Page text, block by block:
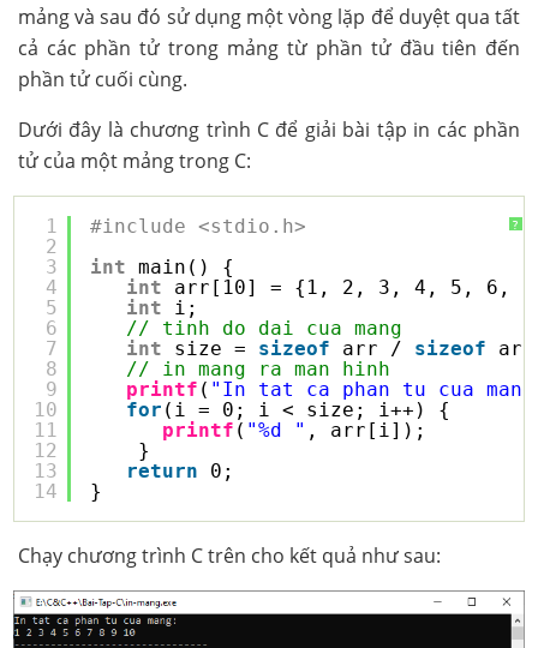
mảng và sau đó sử dụng một vòng lặp để duyệt qua tất
cả các phần tử trong mảng từ phần tử đầu tiên đến
phần tử cuối cùng.
Dưới đây là chương trình C để giải bài tập in các phần
tử của một mảng trong C:
?
1
2
3
4
5
6
7
8
9
10
11
12
13
14
#include <stdio.h>
int
main() {
int
arr[10] = {1, 2, 3, 4, 5, 6,
int
i;
// tinh do dai cua mang
int
size = sizeof arr / sizeof
// in mang ra man hinh
printf ( "In tat ca phan tu cua
for (i = 0; i < size; i++) {
printf ( "%d " , arr[i]);
}
return
0;
}
Chạy chương trình C trên cho kết quả như sau: